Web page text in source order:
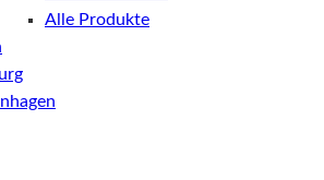
Alle Produkte